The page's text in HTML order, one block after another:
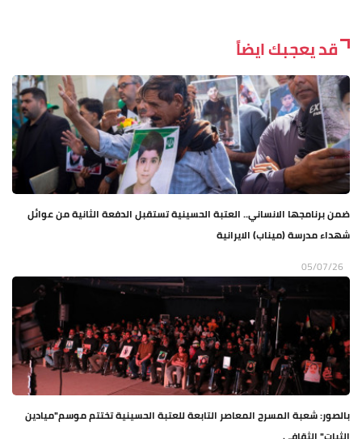
قد يعجبك ايضاً
ضمن برنامجها الانساني.. العتبة الحسينية تستقبل الدفعة الثانية من عوائل
شهداء مدرسة (ميناب) الايرانية
05/07/26
بالصور: شعبة المسرح المعاصر التابعة للعتبة الحسينية تختتم موسم"ميادين